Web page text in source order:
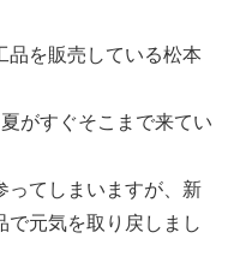
品を販売している松本
がすぐそこまで来てい
ってしまいますが、新
で元気を取り戻しまし